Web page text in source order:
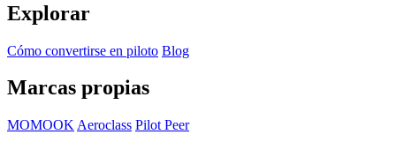
Explorar
Cómo convertirse en piloto Blog
Marcas propias
MOMOOK Aeroclass Pilot Peer